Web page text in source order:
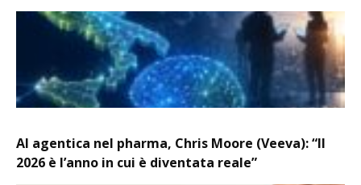
AI agentica nel pharma, Chris Moore (Veeva): “Il
2026 è l’anno in cui è diventata reale”